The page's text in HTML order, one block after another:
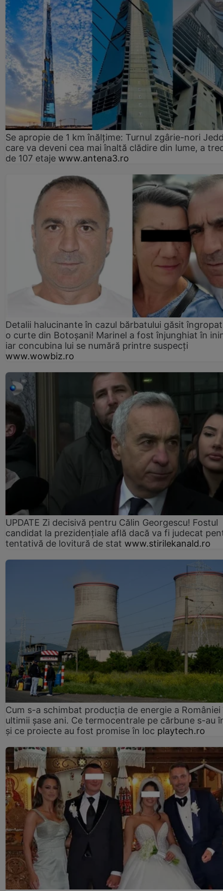
Se apropie de 1 km înălțime: Turnul zgârie-nori
care va deveni cea mai înaltă clădire din lume, a
de 107 etaje www.antena3.ro
Detalii halucinante în cazul bărbatului găsit
o curte din Botoșani! Marinel a fost înjunghiat în
iar concubina lui se numără printre suspecți
www.wowbiz.ro
UPDATE Zi decisivă pentru Călin Georgescu! Fostul
candidat la prezidențiale află dacă va fi judecat
tentativă de lovitură de stat www.stirilekanald.ro
Cum s-a schimbat producția de energie a României
ultimii șase ani. Ce termocentrale pe cărbune s-au
și ce proiecte au fost promise în loc playtech.ro